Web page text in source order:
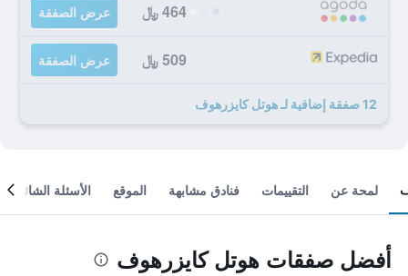
464 ﷼ عرض الصفقة
509 ﷼ عرض الصفقة
12 صفقة إضافية لـ هوتل كايزرهوف
لمحة عن التقييمات فنادق مشابهة الموقع الأسئلة الشائعة
أفضل صفقات هوتل كايزرهوف